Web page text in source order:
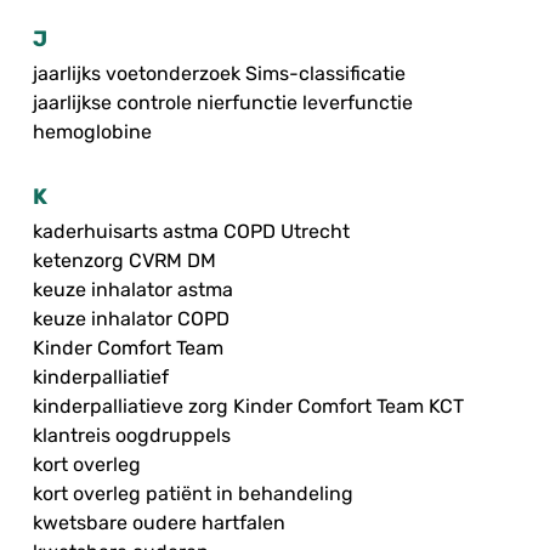
J
jaarlijks voetonderzoek Sims-classificatie
jaarlijkse controle nierfunctie leverfunctie
hemoglobine
K
kaderhuisarts astma COPD Utrecht
ketenzorg CVRM DM
keuze inhalator astma
keuze inhalator COPD
Kinder Comfort Team
kinderpalliatief
kinderpalliatieve zorg Kinder Comfort Team KCT
klantreis oogdruppels
kort overleg
kort overleg patiënt in behandeling
kwetsbare oudere hartfalen